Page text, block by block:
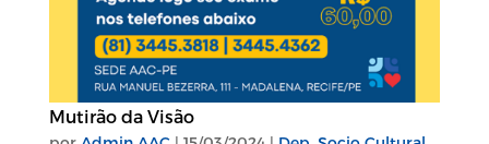
Mutirão da Visão